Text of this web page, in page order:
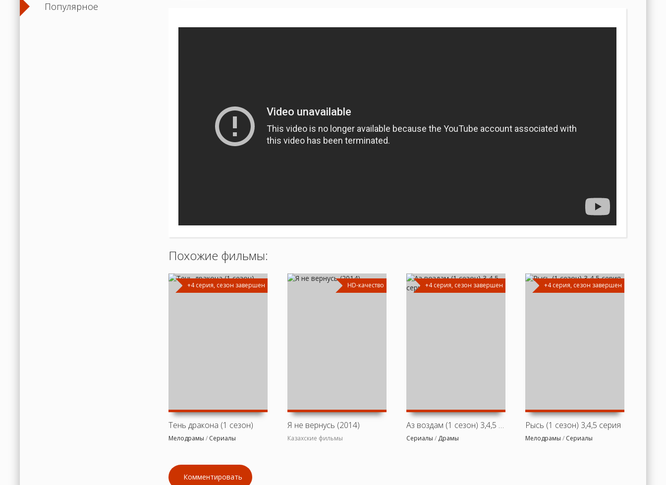
Похожие фильмы:
+4 серия, сезон завершен
Тень дракона (1 сезон)
Мелодрамы / Сериалы
HD-качество
Я не вернусь (2014)
Казахские фильмы
+4 серия, сезон завершен
Аз воздам (1 сезон) 3,4,5 серия
Сериалы / Драмы
+4 серия, сезон завершен
Рысь (1 сезон) 3,4,5 серия
Мелодрамы / Сериалы
Комментировать
Популярное